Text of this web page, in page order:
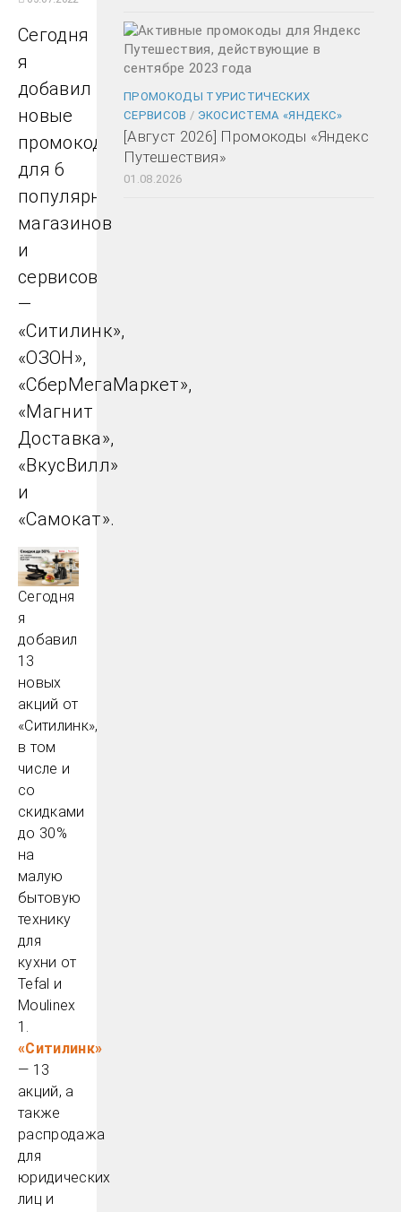
Сегодня
я
добавил
новые
промокоды
для 6
популярных
магазинов
и
сервисов
—
«Ситилинк»,
«ОЗОН»,
«СберМегаМаркет»,
«Магнит
Доставка»,
«ВкусВилл»
и
«Самокат».
Сегодня
я
добавил
13
новых
акций от
«Ситилинк»,
в том
числе и
со
скидками
до 30%
на
малую
бытовую
технику
для
кухни от
Tefal и
Moulinex
1.
«Ситилинк»
— 13
акций, а
также
распродажа
для
юридических
лиц и
ПРОМОКОДЫ ТУРИСТИЧЕСКИХ
СЕРВИСОВ / ЭКОСИСТЕМА «ЯНДЕКС»
[Август 2026] Промокоды «Яндекс
Путешествия»
01.08.2026